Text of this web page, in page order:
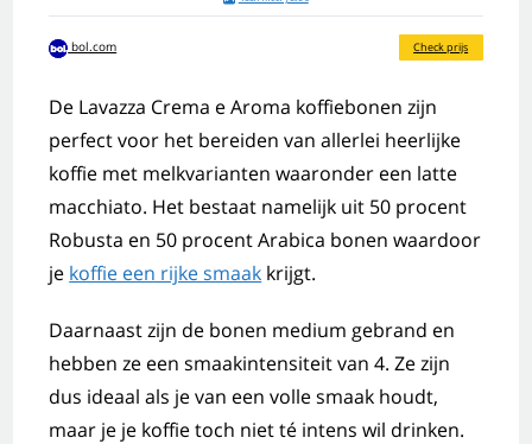
bol.com Check prijs
De Lavazza Crema e Aroma koffiebonen zijn
perfect voor het bereiden van allerlei heerlijke
koffie met melkvarianten waaronder een latte
macchiato. Het bestaat namelijk uit 50 procent
Robusta en 50 procent Arabica bonen waardoor
je koffie een rijke smaak krijgt.
Daarnaast zijn de bonen medium gebrand en
hebben ze een smaakintensiteit van 4. Ze zijn
dus ideaal als je van een volle smaak houdt,
maar je je koffie toch niet té intens wil drinken.